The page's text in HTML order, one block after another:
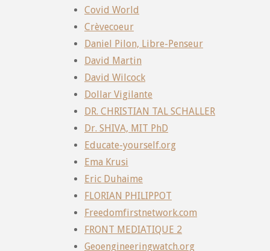
Covid World
Crèvecoeur
Daniel Pilon, Libre-Penseur
David Martin
David Wilcock
Dollar Vigilante
DR. CHRISTIAN TAL SCHALLER
Dr. SHIVA, MIT PhD
Educate-yourself.org
Ema Krusi
Eric Duhaime
FLORIAN PHILIPPOT
Freedomfirstnetwork.com
FRONT MEDIATIQUE 2
Geoengineeringwatch.org